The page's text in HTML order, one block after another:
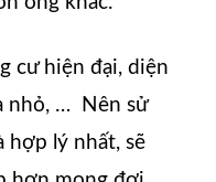
cư hiện đại, diện
nhỏ, … Nên sử
hợp lý nhất, sẽ